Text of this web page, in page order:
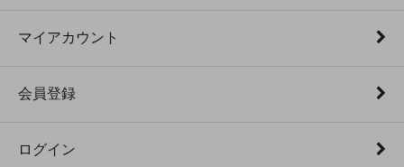
マイアカウント
会員登録
ログイン